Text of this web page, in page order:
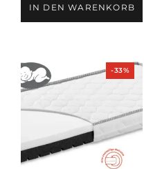
war:
ist:IN DEN WARENKORB
-33%
im